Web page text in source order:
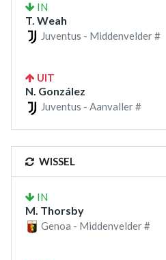
IN
T. Weah
Juventus - Middenvelder #
UIT
N. González
Juventus - Aanvaller #
WISSEL
IN
M. Thorsby
Genoa - Middenvelder #